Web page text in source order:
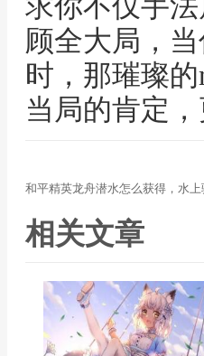
顾全大局，
时，那璀璨
当局的肯定
和平精英龙舟潜水怎么获得，水
相关文章